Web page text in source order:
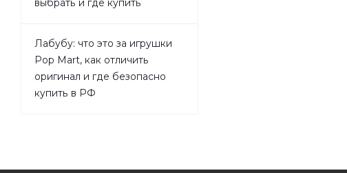
выбрать и где купить
Лабубу: что это за игрушки
Pop Mart, как отличить
оригинал и где безопасно
купить в РФ